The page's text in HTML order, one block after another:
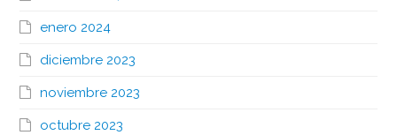
enero 2024
diciembre 2023
noviembre 2023
octubre 2023